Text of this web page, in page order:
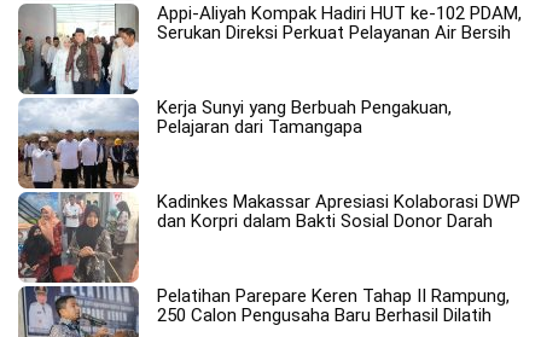
Appi-Aliyah Kompak Hadiri HUT ke-102 PDAM,
Serukan Direksi Perkuat Pelayanan Air Bersih
Kerja Sunyi yang Berbuah Pengakuan,
Pelajaran dari Tamangapa
Kadinkes Makassar Apresiasi Kolaborasi DWP
dan Korpri dalam Bakti Sosial Donor Darah
Pelatihan Parepare Keren Tahap II Rampung,
250 Calon Pengusaha Baru Berhasil Dilatih